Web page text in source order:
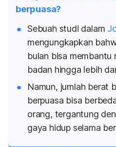
berpuasa?
Sebuah studi dalam
mengungkapkan
bulan bisa membantu
badan hingga lebih
Namun, jumlah berat
berpuasa bisa
orang, tergantung
gaya hidup selama